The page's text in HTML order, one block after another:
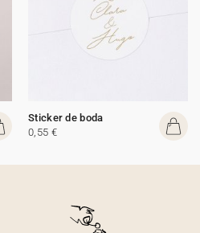
Sticker de boda
0,55 €